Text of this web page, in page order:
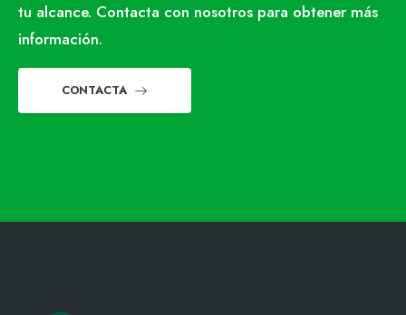
tu alcance. Contacta con nosotros para obtener más
información.
CONTACTA